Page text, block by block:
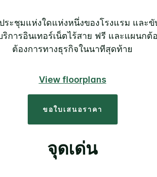
ชุมแห่งใดแห่งหนึ่งของโรงแรม และขั
การอินเทอร์เน็ตไร้สาย ฟรี และแผนก
ต้องการทางธุรกิจในนาทีสุดท้าย
View floorplans
ขอใบเสนอราคา
จุดเด่น